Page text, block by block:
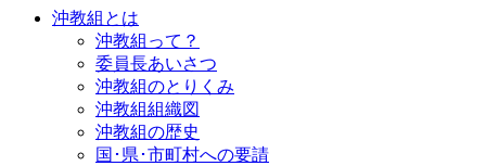
沖教組とは
沖教組って？
委員長あいさつ
沖教組のとりくみ
沖教組組織図
沖教組の歴史
国･県･市町村への要請